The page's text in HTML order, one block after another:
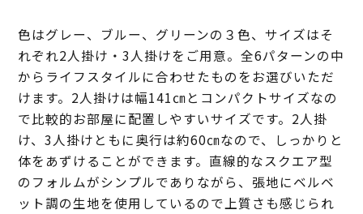
色はグレー、ブルー、グリーンの３色、サイズはそ
れぞれ2人掛け・3人掛けをご用意。全6パターンの中
からライフスタイルに合わせたものをお選びいただ
けます。2人掛けは幅141㎝とコンパクトサイズなの
で比較的お部屋に配置しやすいサイズです。2人掛
け、3人掛けともに奥行は約60㎝なので、しっかりと
体をあずけることができます。直線的なスクエア型
のフォルムがシンプルでありながら、張地にベルベ
ット調の生地を使用しているので上質さも感じられ